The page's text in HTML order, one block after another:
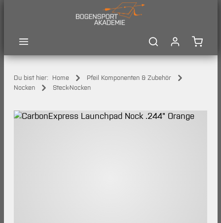
Du bist hier: Home
Pfeil Komponenten & Zubehör
Nocken
Steck-Nocken
Bildergalerie überspringen